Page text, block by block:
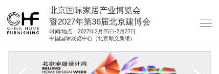
北京国际家居产业博览会
暨2027年第36届北京建博会
时间/地点：2027年2月25日-2月27日
中国国际展览中心（北京顺义新馆）